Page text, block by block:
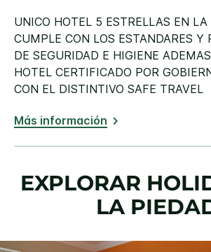
UNICO HOTEL 5 ESTRELLAS EN LA
CUMPLE CON LOS ESTANDARES Y
DE SEGURIDAD E HIGIENE
HOTEL CERTIFICADO POR
CON EL DISTINTIVO SAFE TRAVEL
Más información
EXPLORAR
LA